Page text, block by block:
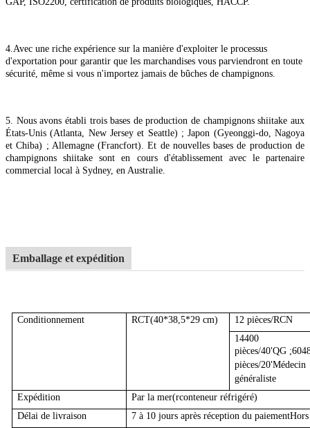
4. Avec une riche expérience sur la manière d'exploiter le processus
d'exportation pour garantir que les marchandises vous parviendront en toute
sécurité, même si vous n'importez jamais de bûches de champignons.
5. Nous avons établi trois bases de production de champignons shiitake aux
États-Unis (Atlanta, New Jersey et Seattle) ; Japon (Gyeonggi-do, Nagoya
et Chiba) ; Allemagne (Francfort). Et de nouvelles bases de production de
champignons shiitake sont en cours d'établissement avec le partenaire
commercial local à Sydney, en Australie.
Emballage et expédition
Conditionnement RCT(40*38,5*29 cm)
12 pièces/RCN
14400
pièces/40'QG ;
pièces/20'Médecin
généraliste
Expédition
Par la mer(rconteneur réfrigéré)
Délai de livraison
7 à 10 jours après réception du paiement